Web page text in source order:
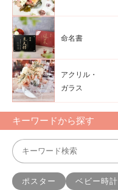
命名書
アクリル・
ガラス
キーワードから探す
ポスター ベビー時計